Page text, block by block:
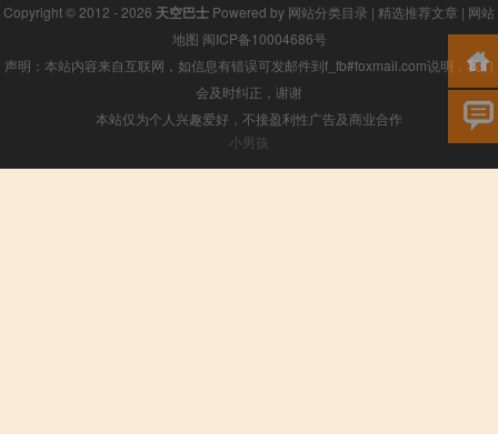
Copyright © 2012 - 2026 天空巴士 Powered by 网站分类目录 | 精选推荐文章 | 网站
地图 闽ICP备10004686号
声明：本站内容来自互联网，如信息有错误可发邮件到f_fb#foxmail.com说明，我们
会及时纠正，谢谢
本站仅为个人兴趣爱好，不接盈利性广告及商业合作
小男孩